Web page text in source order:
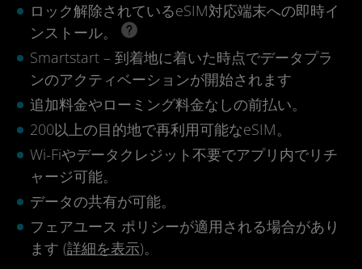
ロック解除されているeSIM対応端末への即時イ
ンストール。
Smartstart – 到着地に着いた時点でデータプラ
ンのアクティベーションが開始されます
追加料金やローミング料金なしの前払い。
200以上の目的地で再利用可能なeSIM。
Wi-Fiやデータクレジット不要でアプリ内でリチ
ャージ可能。
データの共有が可能。
フェアユース ポリシーが適用される場合があり
ます (詳細を表示)。